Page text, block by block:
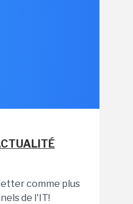
comme plus
de l'IT!